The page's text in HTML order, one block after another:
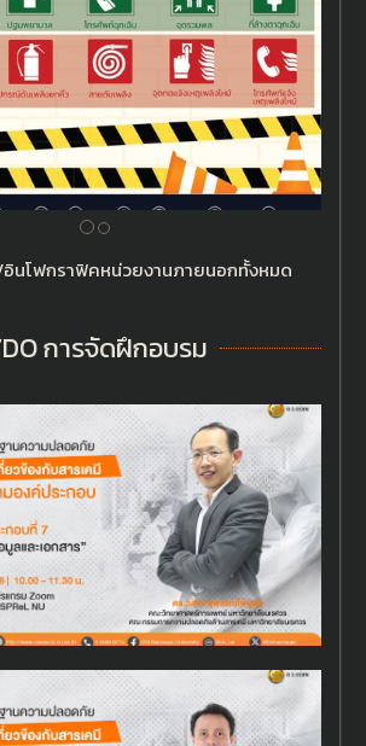
นโฟกราฟิคหน่วยงานภายนอกทั้งหมด
การจัดฝึกอบรม